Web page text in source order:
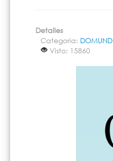
Detalles
Categoría: DOMUND
Visto: 15860